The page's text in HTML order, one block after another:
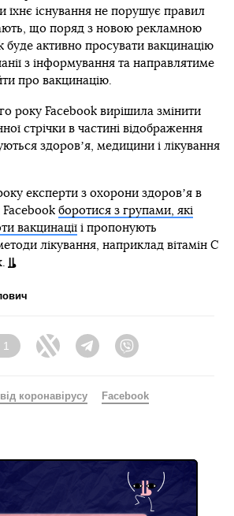
їхнє існування не порушує правил
що поряд з новою рекламною
буде активно просувати вакцинацію
з інформування та направлятиме
про вакцинацію.
року Facebook вирішила змінити
стрічки в частині відображення
здоровʼя, медицини і лікування
експерти з охорони здоровʼя в
боротися з групами, які
вакцинаціїі пропонують
лікування, наприклад вітамін С
Facebook
1
Twitter TelegramViber
коронавірусу Facebook